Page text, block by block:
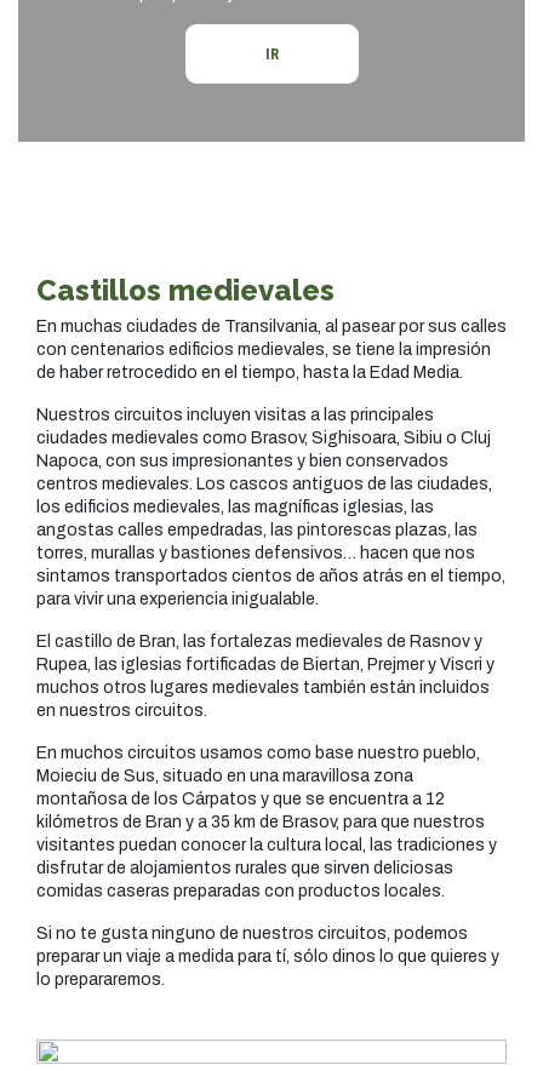
IR
Castillos medievales
En muchas ciudades de Transilvania, al pasear por sus calles
con centenarios edificios medievales, se tiene la impresión
de haber retrocedido en el tiempo, hasta la Edad Media.
Nuestros circuitos incluyen visitas a las principales
ciudades medievales como Brasov, Sighisoara, Sibiu o Cluj
Napoca, con sus impresionantes y bien conservados
centros medievales. Los cascos antiguos de las ciudades,
los edificios medievales, las magníficas iglesias, las
angostas calles empedradas, las pintorescas plazas, las
torres, murallas y bastiones defensivos… hacen que nos
sintamos transportados cientos de años atrás en el tiempo,
para vivir una experiencia inigualable.
El castillo de Bran, las fortalezas medievales de Rasnov y
Rupea, las iglesias fortificadas de Biertan, Prejmer y Viscri y
muchos otros lugares medievales también están incluidos
en nuestros circuitos.
En muchos circuitos usamos como base nuestro pueblo,
Moieciu de Sus, situado en una maravillosa zona
montañosa de los Cárpatos y que se encuentra a 12
kilómetros de Bran y a 35 km de Brasov, para que nuestros
visitantes puedan conocer la cultura local, las tradiciones y
disfrutar de alojamientos rurales que sirven deliciosas
comidas caseras preparadas con productos locales.
Si no te gusta ninguno de nuestros circuitos, podemos
preparar un viaje a medida para tí, sólo dinos lo que quieres y
lo prepararemos.